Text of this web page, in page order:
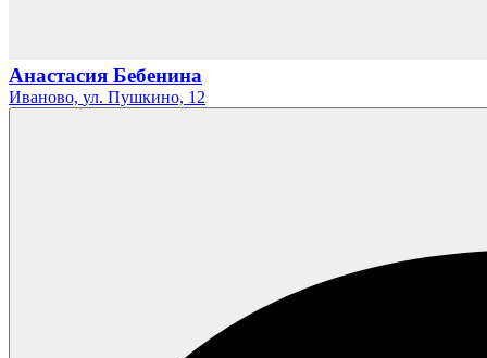
Анастасия Бебенина
Иваново, ул. Пушкино, 12